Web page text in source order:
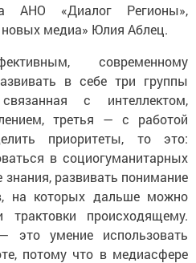
АНО «Диалог Регионы»,
медиа» Юлия Аблец.
современному
в себе три группы
с интеллектом,
третья — с работой
приоритеты, то это:
в социогуманитарных
знания, развивать понимание
на которых дальше можно
происходящему.
это умение использовать
потому что в медиасфере